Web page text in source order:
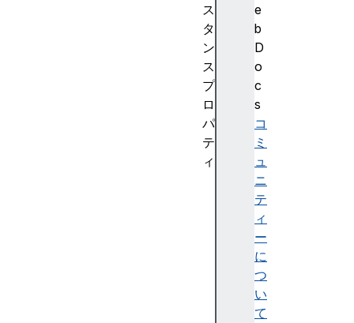
e
b
D
o
c
s
コ
ミ
ュ
ニ
テ
ィ
ー
に
つ
い
て
ス
タ
ン
ス
プ
ロ
パ
テ
ィ